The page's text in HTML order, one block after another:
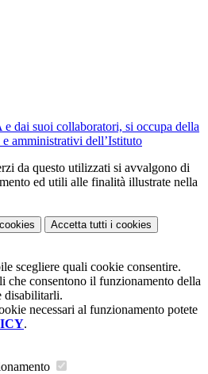
dai suoi collaboratori, si occupa della
amministrativi dell’Istituto
da questo utilizzati si avvalgono di
ed utili alle finalità illustrate nella
Accetta tutti i cookies
scegliere quali cookie consentire.
che consentono il funzionamento della
disabilitarli.
necessari al funzionamento potete
.